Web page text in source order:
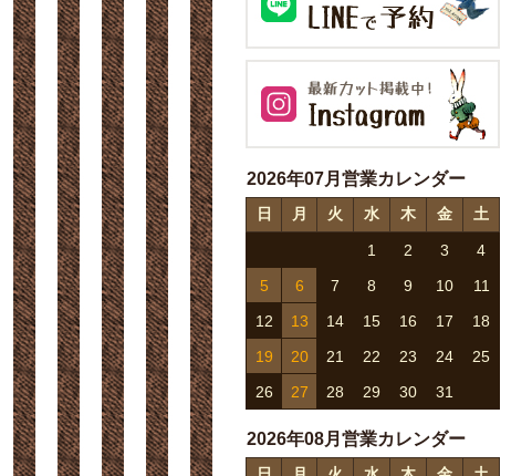
2026年07月営業カレンダー
日 月 火 水 木 金 土
1 2 3
4
5
6 7 8 9 10
11
12
13 14 15 16 17
18
19
20 21 22 23 24
25
26
27 28 29 30 31
2026年08月営業カレンダー